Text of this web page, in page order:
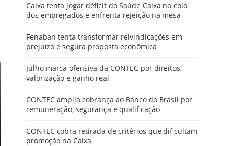
Caixa tenta jogar déficit do Saúde Caixa no colo
dos empregados e enfrenta rejeição na mesa
Fenaban tenta transformar reivindicações em
prejuízo e segura proposta econômica
Julho marca ofensiva da CONTEC por direitos,
valorização e ganho real
CONTEC amplia cobrança ao Banco do Brasil por
remuneração, segurança e qualificação
CONTEC cobra retirada de critérios que dificultam
promoção na Caixa